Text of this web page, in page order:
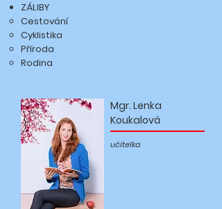
​ZÁLIBY
Cestování
Cyklistika
Příroda
Rodina
Mgr. Lenka
Koukalová
učitelka